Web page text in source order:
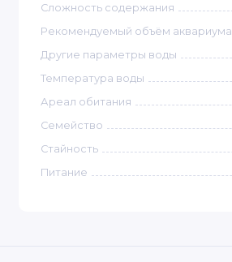
Сложность содержания
Рекомендуемый объём аквариума
Другие параметры воды
Температура воды
Ареал обитания
Семейство
Стайность
Питание